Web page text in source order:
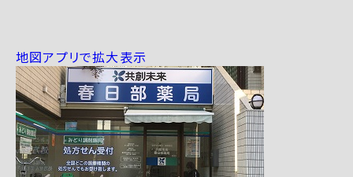
地図アプリで拡大表示